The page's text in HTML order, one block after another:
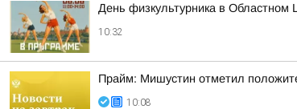
День физкультурника в Областном
10:32
Прайм: Мишустин отметил
10:08